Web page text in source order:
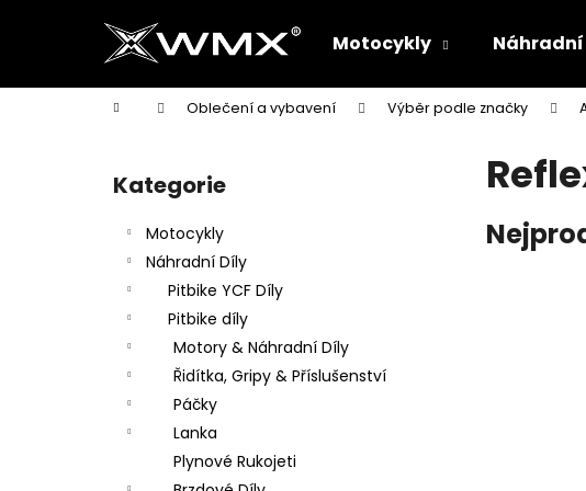
Motocykly
Domů Oblečení a vybavení Výběr podle značky
Přeskočit
kategorie
Kategorie
Motocykly
Náhradní Díly
Pitbike YCF Díly
Pitbike díly
Motory & Náhradní Díly
Řidítka, Gripy & Příslušenství
Páčky
Lanka
Plynové Rukojeti
í
Zpět
do
Zpět
do
Co